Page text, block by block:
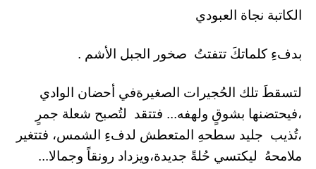
الكاتبة نجاة العبودي
بدفءِ كلماتكَ تتفتتُ صخور الجبل الأشم .
لتسقطَ تلك الحُجيرات الصغيرةفي أحضان الوادي
،فيحتضنها بشوقٍ ولهفه... فتتقد لتُصبح شعلة جمرٍ
،تُذيب جليد سطحهِ المتعطش لدفءِ الشمس، فتتغير
ملامحهُ ليكتسي حُلةً جديدة،ويزداد رونقاً وجمالا...